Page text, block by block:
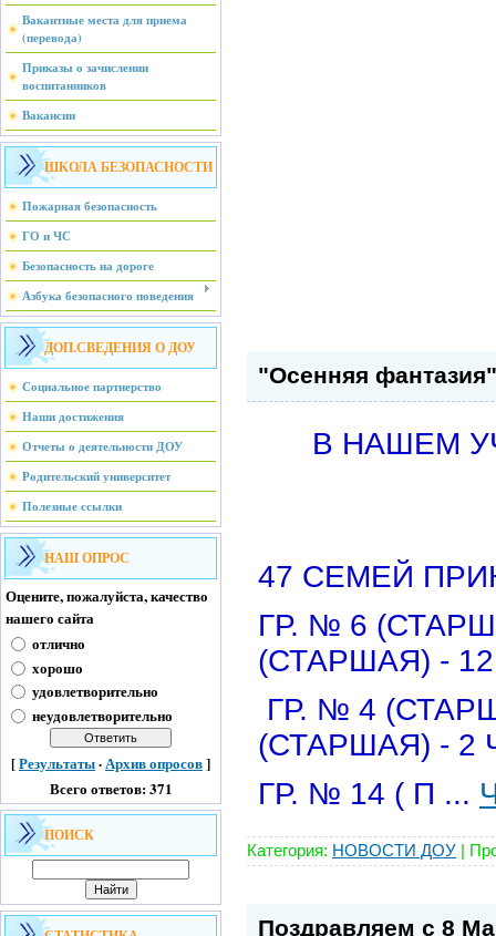
Вакантные места для приема
(перевода)
Приказы о зачислении
воспитанников
Вакансии
ШКОЛА БЕЗОПАСНОСТИ
Пожарная безопасность
ГО и ЧС
Безопасность на дороге
Азбука безопасного поведения
ДОП.СВЕДЕНИЯ О ДОУ
Социальное партнерство
Наши достижения
Отчеты о деятельности ДОУ
Родительский университет
Полезные ссылки
НАШ ОПРОС
Оцените, пожалуйста, качество
нашего сайта
отлично
хорошо
удовлетворительно
неудовлетворительно
[Результаты·Архив опросов]
Всего ответов: 371
ПОИСК
"Осенняя фантазия"
В НАШЕМ
47 СЕМЕЙ
ГР. № 6
(СТАРШАЯ) -
ГР. № 4
(СТАРШАЯ) - 2
ГР. № 14 ( П ...
Категория: НОВОСТИ ДОУ |
Поздравляем с 8